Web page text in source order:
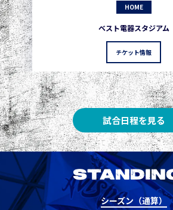
HOME
ベスト電器スタジアム
チケット情報
試合日程を見る
シーズン（通算）
1 3
2 3 1
3
3 Ｇ大阪 3 1
5 柏 3 1
5 Ｃ大阪 3 1
3 1
7 神戸 3 1